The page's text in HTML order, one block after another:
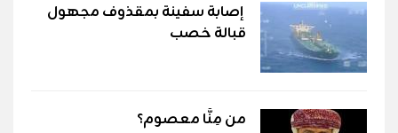
إصابة سفينة بمقذوف مجهول
قبالة خصب
من مِنَّا معصوم؟